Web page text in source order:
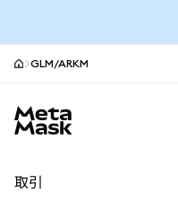
GLM/ARKM
取引